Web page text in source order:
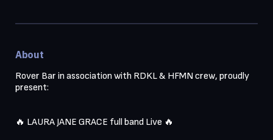
About
Rover Bar in association with RDKL & HFMN crew, proudly
present:
🔥 LAURA JANE GRACE full band Live 🔥